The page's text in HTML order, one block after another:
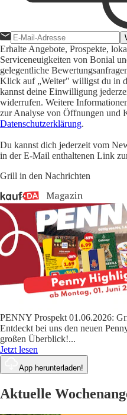
Erhalte Angebote, Prospekte,
Serviceneuigkeiten von Bonial
gelegentliche
Klick auf „Weiter" willigst du in
kannst deine Einwilligung
widerrufen. Weitere
zur Analyse von Öffnungen und
Datenschutzerklärung.
Du kannst dich jederzeit vom
in der E-Mail enthaltenen Link
Grill in den Nachrichten
PENNY Prospekt 01.06.2026:
Entdeckt bei uns den neuen
großen Überblick!...
Jetzt lesen
App herunterladen!
Aktuelle